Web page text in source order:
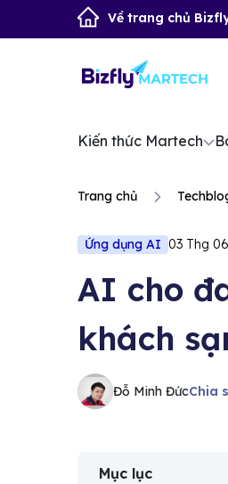
Về trang chủ
Kiến thức Martech
Trang chủ
Ứng dụng AI 03 Thg
AI cho
khách
Đỗ Minh ĐứcChia
Mục lục